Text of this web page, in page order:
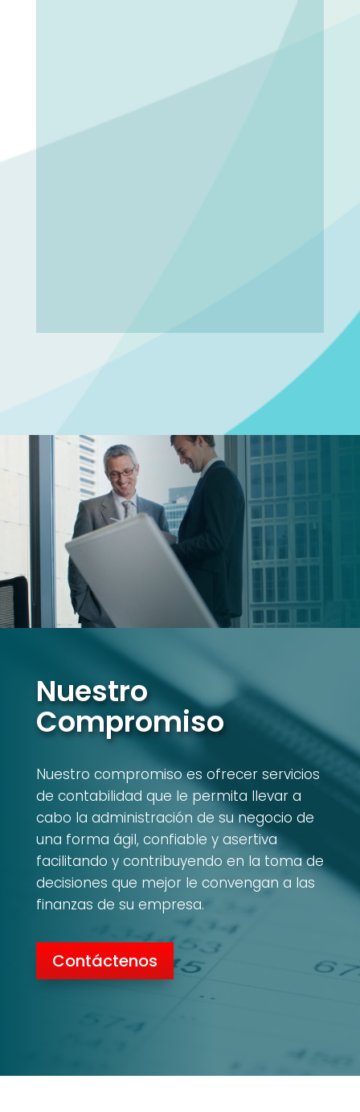
Nuestro
Compromiso
Nuestro compromiso es ofrecer servicios
de contabilidad que le permita llevar a
cabo la administración de su negocio de
una forma ágil, confiable y asertiva
facilitando y contribuyendo en la toma de
decisiones que mejor le convengan a las
finanzas de su empresa.
Contáctenos